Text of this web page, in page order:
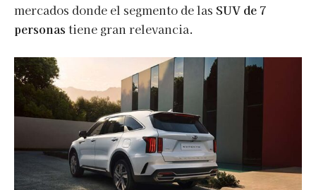
mercados donde el segmento de las SUV de 7
personas tiene gran relevancia.